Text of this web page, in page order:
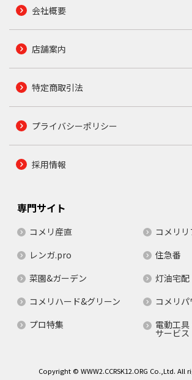
会社概要
店舗案内
特定商取引法
プライバシーポリシー
採用情報
専門サイト
コメリ産直
コメリ
レンガ.pro
住急番
菜園&ガーデン
灯油宅配
コメリハード&グリーン
コメリパ
プロ特集
電動工
サービス
Copyright © WWW2.CCRSK12.ORG Co.,Ltd. All